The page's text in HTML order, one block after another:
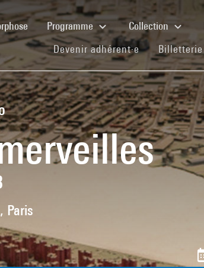
(current)Programme Collection
Devenir adhérent·e(current)Billetterie
Paris